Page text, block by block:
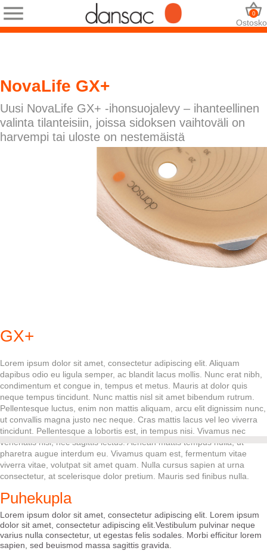
0
NovaLife GX+
Uusi NovaLife GX+ -ihonsuojalevy – ihanteellinen
valinta tilanteisiin, joissa sidoksen vaihtoväli on
harvempi tai uloste on nestemäistä
GX+
Lorem ipsum dolor sit amet, consectetur adipiscing elit. Aliquam
dapibus odio eu ligula semper, ac blandit lacus mollis. Nunc erat nibh,
condimentum et congue in, tempus et metus. Mauris at dolor quis
neque tempus tincidunt. Nunc mattis nisl sit amet bibendum rutrum.
Pellentesque luctus, enim non mattis aliquam, arcu elit dignissim nunc,
ut convallis magna justo nec neque. Cras mattis lacus vel leo viverra
tincidunt. Pellentesque a lobortis est, in tempus nisi. Vivamus nec
venenatis nisl, nec sagittis lectus. Aenean mattis tempus nulla, ut
pharetra augue interdum eu. Vivamus quam est, fermentum vitae
viverra vitae, volutpat sit amet quam. Nulla cursus sapien at urna
consectetur, at scelerisque dolor pretium. Mauris sed finibus nulla.
Puhekupla
Lorem ipsum dolor sit amet, consectetur adipiscing elit. Lorem ipsum
dolor sit amet, consectetur adipiscing elit.Vestibulum pulvinar neque
varius nulla consectetur, ut egestas felis sodales. Morbi efficitur lorem
sapien, sed beuismod massa sagittis gravida.